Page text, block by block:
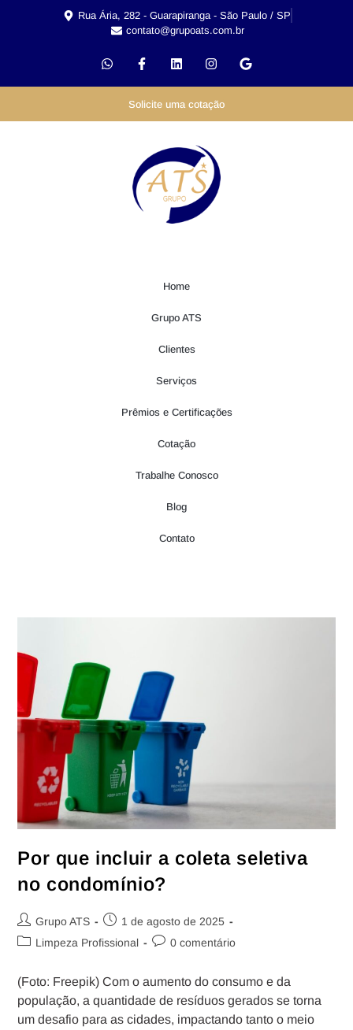
Rua Ária, 282 - Guarapiranga - São Paulo / SP
contato@grupoats.com.br
Solicite uma cotação
Home
Grupo ATS
Clientes
Serviços
Prêmios e Certificações
Cotação
Trabalhe Conosco
Blog
Contato
Por que incluir a coleta seletiva
no condomínio?
Grupo ATS
1 de agosto de 2025
Limpeza Profissional
0 comentário
(Foto: Freepik) Com o aumento do consumo e da
população, a quantidade de resíduos gerados se torna
um desafio para as cidades, impactando tanto o meio